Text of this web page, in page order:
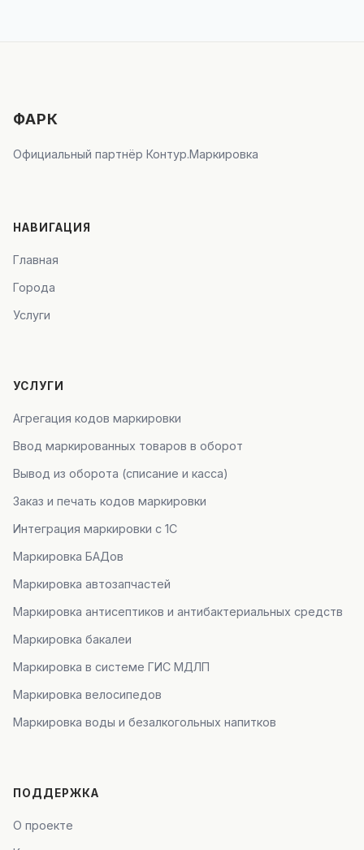
ФАРК
Официальный партнёр Контур.Маркировка
НАВИГАЦИЯ
Главная
Города
Услуги
УСЛУГИ
Агрегация кодов маркировки
Ввод маркированных товаров в оборот
Вывод из оборота (списание и касса)
Заказ и печать кодов маркировки
Интеграция маркировки с 1С
Маркировка БАДов
Маркировка автозапчастей
Маркировка антисептиков и антибактериальных средств
Маркировка бакалеи
Маркировка в системе ГИС МДЛП
Маркировка велосипедов
Маркировка воды и безалкогольных напитков
ПОДДЕРЖКА
О проекте